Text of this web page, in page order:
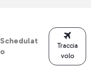
Schedulat
o
Traccia
volo